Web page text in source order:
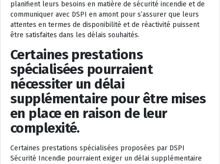
planifient leurs besoins en matière de sécurité incendie et de
communiquer avec DSPI en amont pour s’assurer que leurs
attentes en termes de disponibilité et de réactivité puissent
être satisfaites dans les délais souhaités.
Certaines prestations
spécialisées pourraient
nécessiter un délai
supplémentaire pour être mises
en place en raison de leur
complexité.
Certaines prestations spécialisées proposées par DSPI
Sécurité Incendie pourraient exiger un délai supplémentaire